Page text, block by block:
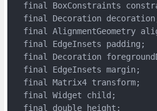
final BoxConstraints
final Decoration
final AlignmentGeometry
  final EdgeInsets padding;
final Decoration
  final EdgeInsets margin;
  final Matrix4 transform;
  final Widget child;
  final double height;